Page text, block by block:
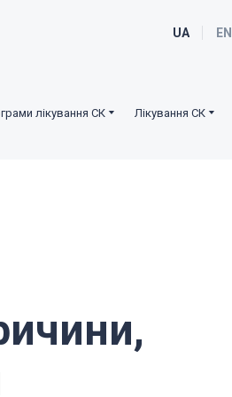
UA EN
лікування СК Лікування СК